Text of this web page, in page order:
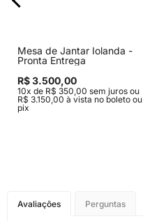
Mesa de Jantar Iolanda -
Pronta Entrega
R$ 3.500,00
10x de R$ 350,00 sem juros ou
R$ 3.150,00 à vista no boleto ou
pix
Avaliações Perguntas